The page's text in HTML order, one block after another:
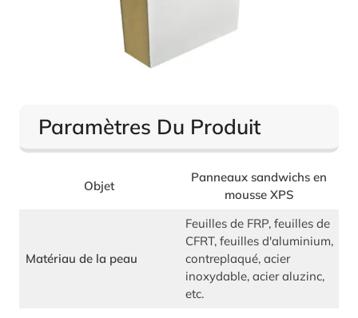
Paramètres Du Produit
Objet
Panneaux sandwichs en
mousse XPS
Matériau de la peau
Feuilles de FRP, feuilles de
CFRT, feuilles d'aluminium,
contreplaqué, acier
inoxydable, acier aluzinc,
etc.